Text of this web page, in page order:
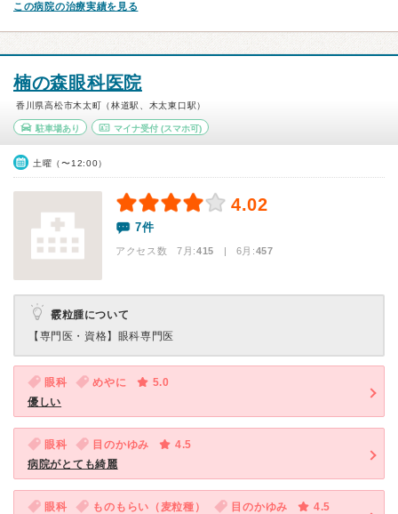
この病院の治療実績を見る
楠の森眼科医院
香川県高松市木太町（林道駅、木太東口駅）
駐車場あり マイナ受付(スマホ可)
土曜（〜12:00）
4.02
7件
アクセス数 7月:415 | 6月:457
霰粒腫について
【専門医・資格】 眼科専門医
眼科 めやに
5.0
優しい
眼科 目のかゆみ
4.5
病院がとても綺麗
眼科 ものもらい（麦粒種） 目のかゆみ
4.5